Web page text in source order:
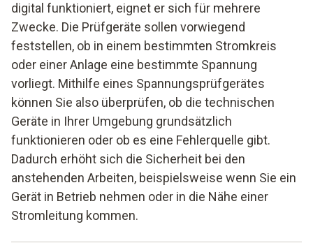
digital funktioniert, eignet er sich für mehrere
Zwecke. Die Prüfgeräte sollen vorwiegend
feststellen, ob in einem bestimmten Stromkreis
oder einer Anlage eine bestimmte Spannung
vorliegt. Mithilfe eines Spannungsprüfgerätes
können Sie also überprüfen, ob die technischen
Geräte in Ihrer Umgebung grundsätzlich
funktionieren oder ob es eine Fehlerquelle gibt.
Dadurch erhöht sich die Sicherheit bei den
anstehenden Arbeiten, beispielsweise wenn Sie ein
Gerät in Betrieb nehmen oder in die Nähe einer
Stromleitung kommen.